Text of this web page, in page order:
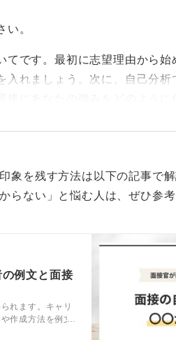
い。
てです。最初に志望理由から始
入れましょう。次に、自己分析
にあなたの強みをどのように
を伝えます。ここで、あなたが
時間厳守でゆっくりと発表
ましょう。たとえば、スライ
しょう。スライドに箇条書き
象を残す方法は以下の記事で解
らない」と悩む人は、ぜひ参考
例文と面接
れます。キャリ
作成方法を例文
し、他の学生と